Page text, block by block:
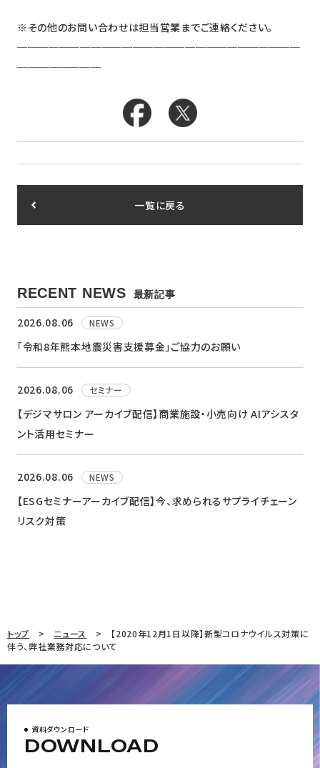
※その他のお問い合わせは担当営業までご連絡ください。
───────────────────────────
────────
一覧に戻る
RECENT NEWS 最新記事
2026.08.06 NEWS
「令和8年熊本地震災害支援募金」ご協力のお願い
2026.08.06 セミナー
【デジマサロン アーカイブ配信】商業施設・小売向け AIアシスタ
ント活用セミナー
2026.08.06 NEWS
【ESGセミナーアーカイブ配信】今、求められるサプライチェーン
リスク対策
トップ ニュース
【2020年12月1日以降】新型コロナウイルス対策に
伴う、弊社業務対応について
資料ダウンロード
DOWNLOAD